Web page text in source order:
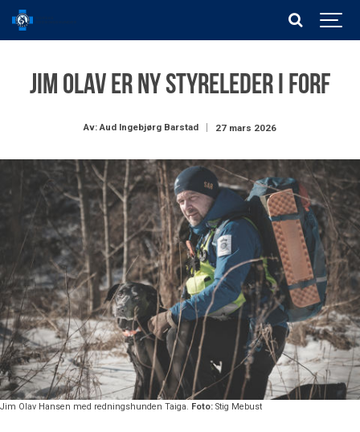
Jim Olav er ny styreleder i FORF
Av: Aud Ingebjørg Barstad 27 mars 2026
Jim Olav Hansen med redningshunden Taiga. Foto: Stig Mebust